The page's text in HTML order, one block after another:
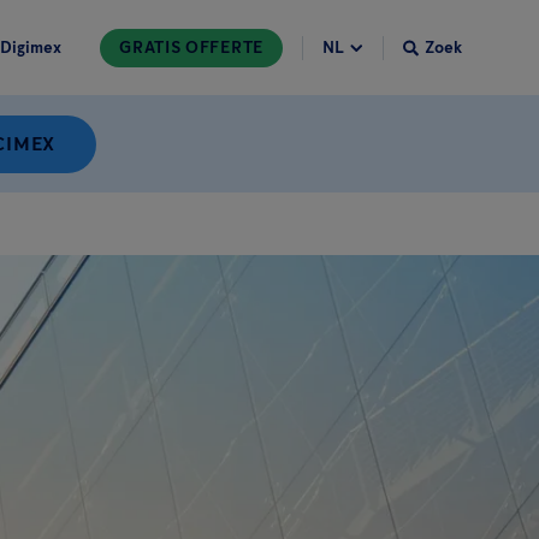
Digimex GRATIS OFFERTE Zoek